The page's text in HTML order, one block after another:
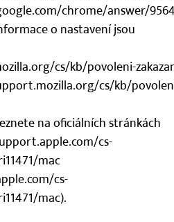
chrome/answer/
o nastavení jsou
cs/kb/povoleni-
cs/kb/
na oficiálních stránkách
cs-
mac
cs-
mac).